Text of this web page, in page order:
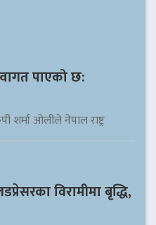
पाएको छ:
शर्मा ओलीले नेपाल राष्ट्र
विरामीमा बृद्धि,